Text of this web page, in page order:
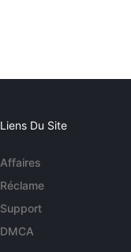
Liens Du Site
Affaires
Réclame
Support
DMCA